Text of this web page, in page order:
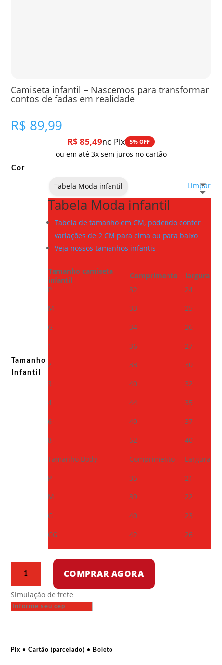
Camiseta infantil – Nascemos para transformar
contos de fadas em realidade
R$ 89,99
R$ 85,49no Pix 5% OFF
ou em até 3x sem juros no cartão
Cor
Tamanho
Infantil
Limpar
Tabela Moda infantil
Tabela Moda infantil
Tabela de tamanho em CM, podendo conter
variações de 2 CM para cima ou para baixo
Veja nossos tamanhos infantis
Tamanho camiseta
infantil
Comprimento
largura
P
32
24
M
33
25
G
34
26
1
36
27
2
38
30
3
40
32
4
44
35
6
49
37
8
52
40
Tamanho Body
Comprimento
Largura
P
35
21
M
39
22
G
40
23
GG
42 26
Nascemos
para
de
COMPRAR AGORA
Simulação de frete
Pix • Cartão (parcelado) • Boleto